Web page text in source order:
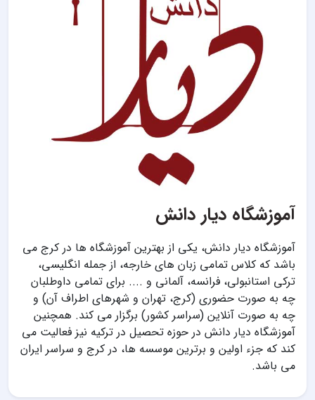
آموزشگاه دیار دانش
آموزشگاه دیار دانش، یکی از بهترین آموزشگاه ها در کرج می
باشد که کلاس تمامی زبان های خارجه، از جمله انگلیسی،
ترکی استانبولی، فرانسه، آلمانی و .... برای تمامی داوطلبان
چه به صورت حضوری (کرج، تهران و شهرهای اطراف آن) و
چه به صورت آنلاین (سراسر کشور) برگزار می کند. همچنین
آموزشگاه دیار دانش در حوزه تحصیل در ترکیه نیز فعالیت می
کند که جزء اولین و برترین موسسه ها، در کرج و سراسر ایران
می باشد.